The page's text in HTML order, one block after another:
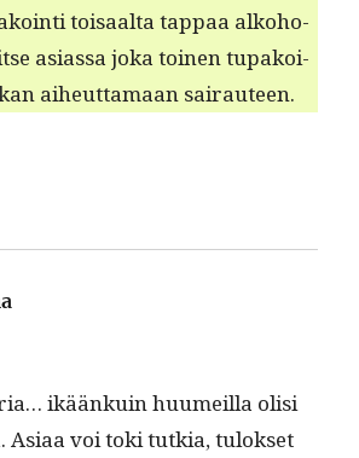
toisaal­ta tap­paa alko­ho­
asi­as­sa joka toinen tupakoi­
aiheut­ta­maan sairauteen.
ikäänkuin huumeil­la olisi
voi toki tutkia, tulok­set